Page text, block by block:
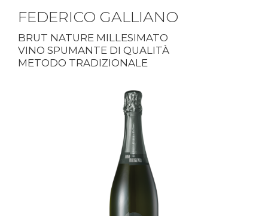
FEDERICO GALLIANO
BRUT NATURE MILLESIMATO
VINO SPUMANTE DI QUALITÀ
METODO TRADIZIONALE